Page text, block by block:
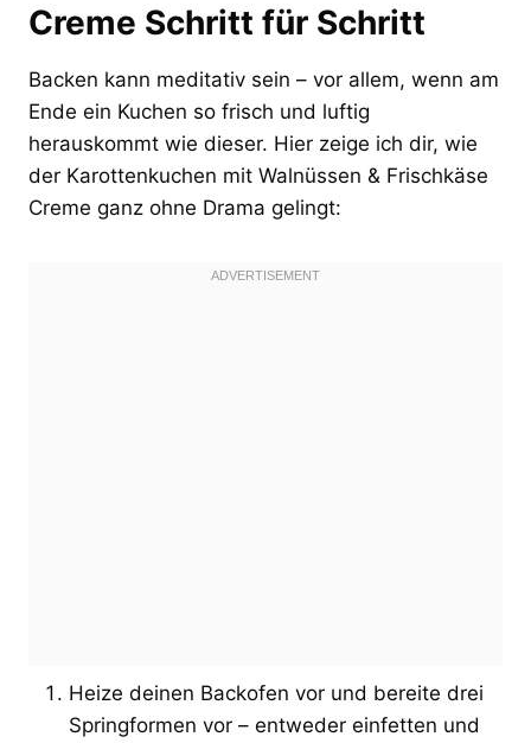
Creme Schritt für Schritt
Backen kann meditativ sein – vor allem, wenn am
Ende ein Kuchen so frisch und luftig
herauskommt wie dieser. Hier zeige ich dir, wie
der Karottenkuchen mit Walnüssen & Frischkäse
Creme ganz ohne Drama gelingt:
Heize deinen Backofen vor und bereite drei
Springformen vor – entweder einfetten und